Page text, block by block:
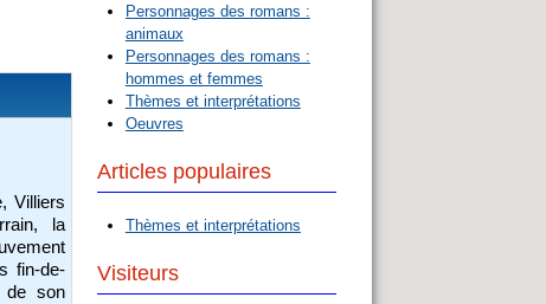
Villiers
la
fin-de-
de son
Personnages des romans :
animaux
Personnages des romans :
hommes et femmes
Thèmes et interprétations
Oeuvres
Articles populaires
Thèmes et interprétations
Visiteurs